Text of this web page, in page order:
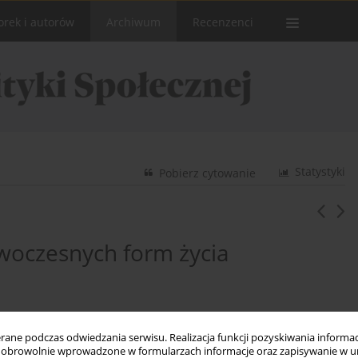
podczas odwiedzania serwisu. Realizacja funkcji pozyskiwania
wprowadzone w formularzach informacje oraz zapisywanie w
i autorów Recenzenci
Statystyki
Pobierz cytowanie
form życia